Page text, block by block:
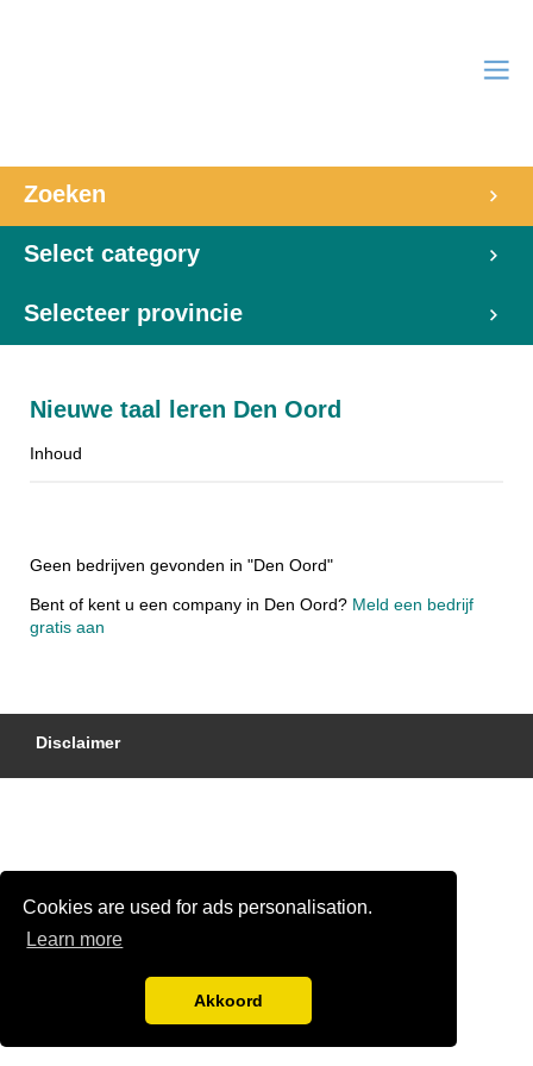
Cookies are used for ads personalisation.
Learn more
Akkoord
Zoeken
Select category
Selecteer provincie
Nieuwe taal leren Den Oord
Inhoud
Geen bedrijven gevonden in "Den Oord"
Bent of kent u een company in Den Oord? Meld een bedrijf
gratis aan
Disclaimer